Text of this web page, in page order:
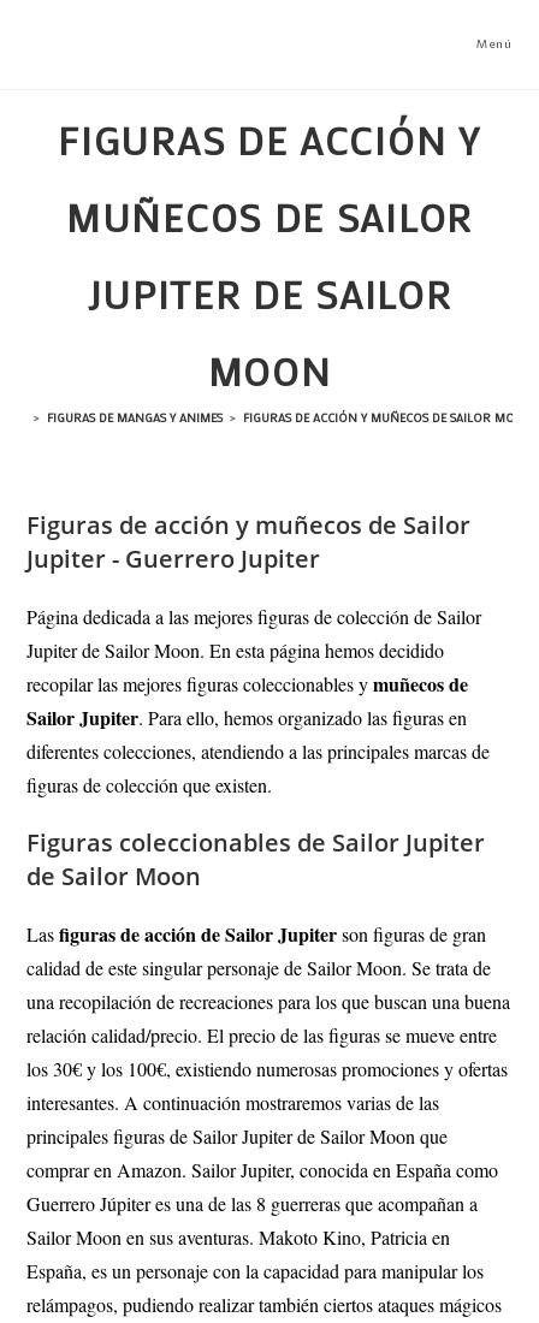
Menú
FIGURAS DE ACCIÓN Y
MUÑECOS DE SAILOR
JUPITER DE SAILOR
MOON
> FIGURAS DE MANGAS Y ANIMES > FIGURAS DE ACCIÓN Y MUÑECOS DE SAILOR MOON
Figuras de acción y muñecos de Sailor
Jupiter - Guerrero Jupiter
Página dedicada a las mejores figuras de colección de Sailor
Jupiter de Sailor Moon. En esta página hemos decidido
recopilar las mejores figuras coleccionables ymuñecos de
Sailor Jupiter. Para ello, hemos organizado las figuras en
diferentes colecciones, atendiendo a las principales marcas de
figuras de colección que existen.
Figuras coleccionables de Sailor Jupiter
de Sailor Moon
Lasfiguras de acción de Sailor Jupiterson figuras de gran
calidad de este singular personaje de Sailor Moon. Se trata de
una recopilación de recreaciones para los que buscan una buena
relación calidad/precio. El precio de las figuras se mueve entre
los 30€ y los 100€, existiendo numerosas promociones y ofertas
interesantes. A continuación mostraremos varias de las
principales figuras de Sailor Jupiter de Sailor Moon que
comprar en Amazon. Sailor Jupiter, conocida en España como
Guerrero Júpiter es una de las 8 guerreras que acompañan a
Sailor Moon en sus aventuras. Makoto Kino, Patricia en
España, es un personaje con la capacidad para manipular los
relámpagos, pudiendo realizar también ciertos ataques mágicos